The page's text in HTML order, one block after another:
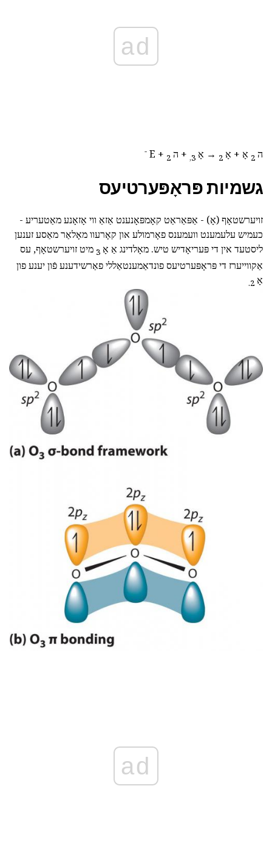
ad
ה 2 אָ + אָ 2 → אָ 3, + ה 2
+ E
-
גשמיות פּראָפּערטיעס
זויערשטאָף (אָ) - אַפּאַראַט קאָמפּאָנענט אַזאַ ווי אָזאָנע מאַטעריע -
כעמיש עלעמענט וועמענס פאָרמולע און קאָרעוו מאָלאַר מאַסע זענען
ליסטעד אין די פּעריאָדיש טיש. מאָלדינג אַ אָ 3 מיט זויערשטאָף, עס
אַקווייערז די פּראָפּערטיעס פונדאַמענטאַללי פאַרשידענע פֿון יענע פון
אָ 2.
ad